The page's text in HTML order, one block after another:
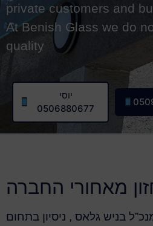
private customers and
At Benish Glass we do
quality
יוסי
0506880677
מאחורי החברה
בניש גלאס , ניסיון בתחום